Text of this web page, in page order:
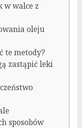
w walce z
oleju
te metody?
zastąpić leki
sposobów